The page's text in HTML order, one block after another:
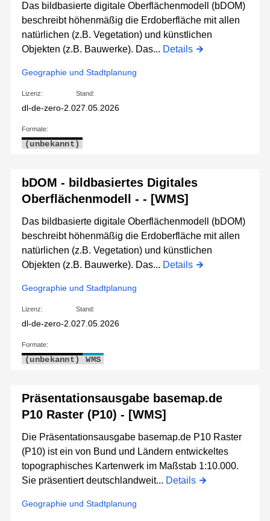
Das bildbasierte digitale Oberflächenmodell (bDOM)
beschreibt höhenmäßig die Erdoberfläche mit allen
natürlichen (z.B. Vegetation) und künstlichen
Objekten (z.B. Bauwerke). Das... Details
Geographie und Stadtplanung
Lizenz:
dl-de-zero-2.0
Stand:
27.05.2026
Formate:
(unbekannt)
bDOM - bildbasiertes Digitales
Oberflächenmodell - - [WMS]
Das bildbasierte digitale Oberflächenmodell (bDOM)
beschreibt höhenmäßig die Erdoberfläche mit allen
natürlichen (z.B. Vegetation) und künstlichen
Objekten (z.B. Bauwerke). Das... Details
Geographie und Stadtplanung
Lizenz:
dl-de-zero-2.0
Stand:
27.05.2026
Formate:
(unbekannt) WMS
Präsentationsausgabe basemap.de
P10 Raster (P10) - [WMS]
Die Präsentationsausgabe basemap.de P10 Raster
(P10) ist ein von Bund und Ländern entwickeltes
topographisches Kartenwerk im Maßstab 1:10.000.
Sie präsentiert deutschlandweit... Details
Geographie und Stadtplanung